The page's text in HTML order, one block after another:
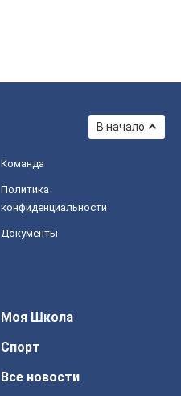
В начало
Команда
Политика
конфиденциальности
Документы
Моя Школа
Спорт
Все новости